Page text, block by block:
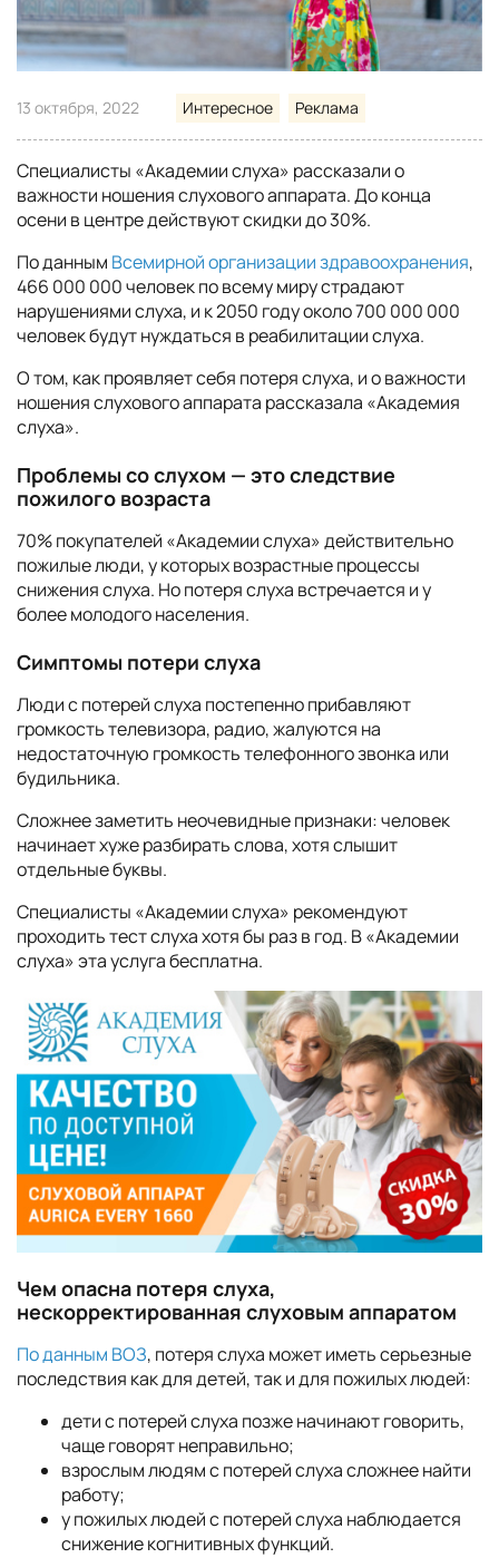
13 октября, 2022 Интересное Реклама
Специалисты «Академии слуха» рассказали о
важности ношения слухового аппарата. До конца
осени в центре действуют скидки до 30%.
По данным Всемирной организации здравоохранения,
466 000 000 человек по всему миру страдают
нарушениями слуха, и к 2050 году около 700 000 000
человек будут нуждаться в реабилитации слуха.
О том, как проявляет себя потеря слуха, и о важности
ношения слухового аппарата рассказала «Академия
слуха».
Проблемы со слухом — это следствие
пожилого возраста
70% покупателей «Академии слуха» действительно
пожилые люди, у которых возрастные процессы
снижения слуха. Но потеря слуха встречается и у
более молодого населения.
Симптомы потери слуха
Люди с потерей слуха постепенно прибавляют
громкость телевизора, радио, жалуются на
недостаточную громкость телефонного звонка или
будильника.
Сложнее заметить неочевидные признаки: человек
начинает хуже разбирать слова, хотя слышит
отдельные буквы.
Специалисты «Академии слуха» рекомендуют
проходить тест слуха хотя бы раз в год. В «Академии
слуха» эта услуга бесплатна.
Чем опасна потеря слуха,
нескорректированная слуховым аппаратом
По данным ВОЗ, потеря слуха может иметь серьезные
последствия как для детей, так и для пожилых людей:
дети с потерей слуха позже начинают говорить,
чаще говорят неправильно;
взрослым людям с потерей слуха сложнее найти
работу;
у пожилых людей с потерей слуха наблюдается
снижение когнитивных функций.